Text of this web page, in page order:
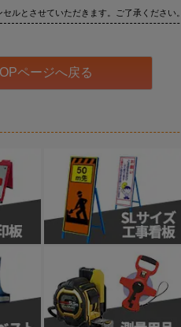
ルとさせていただきます。ご了承ください。
ページへ戻る